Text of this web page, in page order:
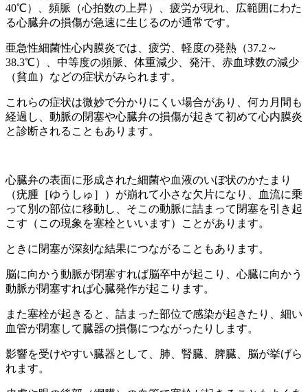
40℃）、頻脈（心拍数の上昇）、疲労が現れ、広範囲にわた
る心臓弁の損傷が急速に生じるのが通常です。
亜急性細菌性心内膜炎では、疲労、軽度の発熱（37.2～
38.3℃）、中等度の頻脈、体重減少、発汗、赤血球数の減少
（貧血）などの症状がみられます。
これらの症状は微妙で分かりにくい場合があり、何カ月間も
経過し、動脈の閉塞や心臓弁の損傷が起きて初めて心内膜炎
と診断されることもあります。
心臓弁の表面に形成された細菌や血液のいぼ状のかたまり
（疣腫［ゆうしゅ］）が崩れて小さな欠片になり、血流に乗
って別の部位に移動し、そこの動脈に詰まって閉塞を引き起
こす（この現象を塞栓といいます）ことがあります。
ときに閉塞が深刻な結果につながることもあります。
脳に向かう動脈が閉塞すれば脳卒中が起こり、心臓に向かう
動脈が閉塞すれば心臓発作が起こります。
また塞栓が起きると、詰まった部位で感染が起きたり、細い
血管が閉塞して臓器の損傷につながったりします。
影響を受けやすい臓器として、肺、腎臓、脾臓、脳が挙げら
れます。